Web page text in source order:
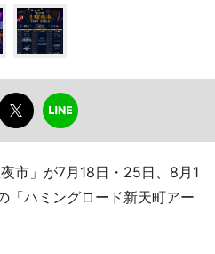
市」が7月18日・25日、8月1
「ハミングロード新天町アー